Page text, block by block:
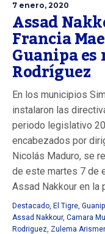
7 enero, 2020
Assad
Francia
Guanipa
Rodríguez
En los municipios
instalaron las
periodo legislativo
encabezados por
Nicolás Maduro, se
de este martes 7 de
Assad Nakkour en la
Destacado, El Tigre,
Assad Nakkour, Camara
Rodriguez, Zulema